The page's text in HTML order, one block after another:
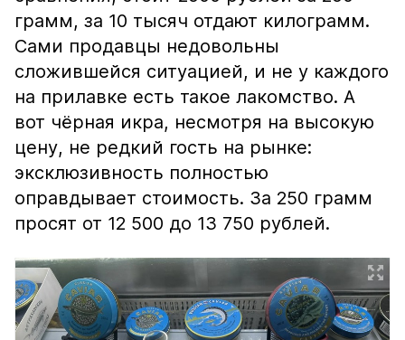
грамм, за 10 тысяч отдают килограмм.
Сами продавцы недовольны
сложившейся ситуацией, и не у каждого
на прилавке есть такое лакомство. А
вот чёрная икра, несмотря на высокую
цену, не редкий гость на рынке:
эксклюзивность полностью
оправдывает стоимость. За 250 грамм
просят от 12 500 до 13 750 рублей.